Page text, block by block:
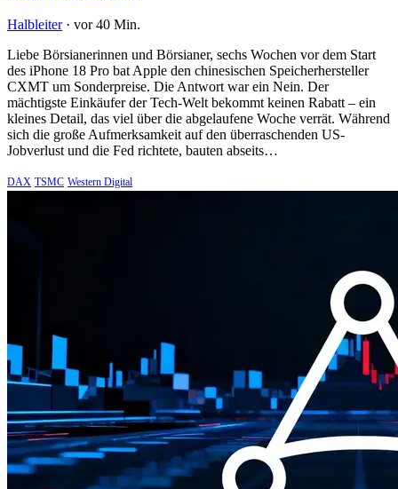
Halbleiter · vor 40 Min.
Liebe Börsianerinnen und Börsianer, sechs Wochen vor dem Start
des iPhone 18 Pro bat Apple den chinesischen Speicherhersteller
CXMT um Sonderpreise. Die Antwort war ein Nein. Der
mächtigste Einkäufer der Tech-Welt bekommt keinen Rabatt – ein
kleines Detail, das viel über die abgelaufene Woche verrät. Während
sich die große Aufmerksamkeit auf den überraschenden US-
Jobverlust und die Fed richtete, bauten abseits…
DAX TSMC Western Digital